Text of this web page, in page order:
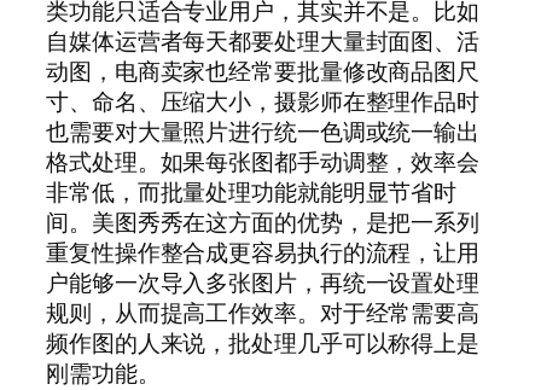
类功能只适合专业用户，其实并不是。比如
自媒体运营者每天都要处理大量封面图、活
动图，电商卖家也经常要批量修改商品图尺
寸、命名、压缩大小，摄影师在整理作品时
也需要对大量照片进行统一色调或统一输出
格式处理。如果每张图都手动调整，效率会
非常低，而批量处理功能就能明显节省时
间。美图秀秀在这方面的优势，是把一系列
重复性操作整合成更容易执行的流程，让用
户能够一次导入多张图片，再统一设置处理
规则，从而提高工作效率。对于经常需要高
频作图的人来说，批处理几乎可以称得上是
刚需功能。